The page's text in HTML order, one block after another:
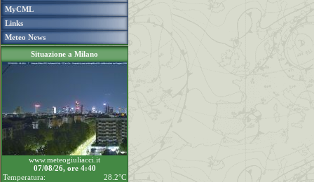
MyCML
Links
Meteo News
Situazione a Milano
www.meteogiuliacci.it
07/08/26, ore 4:40
Temperatura:
28.2°C